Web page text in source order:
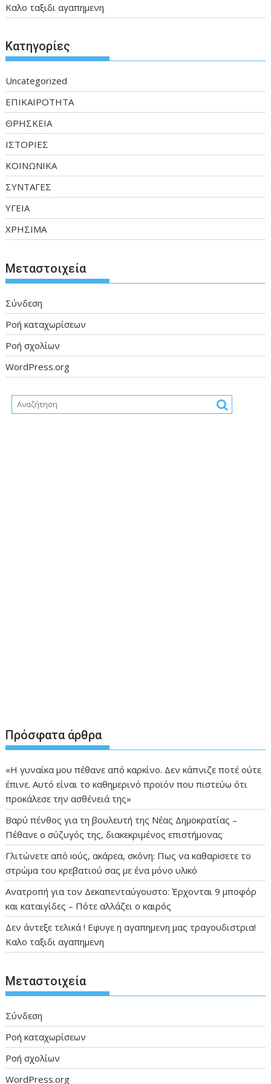
Καλο ταξιδι αγαπημενη
Kατηγορίες
Uncategorized
ΕΠΙΚΑΙΡΟΤΗΤΑ
ΘΡΗΣΚΕΙΑ
ΙΣΤΟΡΙΕΣ
ΚΟΙΝΩΝΙΚΑ
ΣΥΝΤΑΓΕΣ
ΥΓΕΙΑ
ΧΡΗΣΙΜΑ
Μεταστοιχεία
Σύνδεση
Ροή καταχωρίσεων
Ροή σχολίων
WordPress.org
Πρόσφατα άρθρα
«Η γυναίκα μου πέθανε από καρκίνο. Δεν κάπνιζε ποτέ ούτε
έπινε. Αυτό είναι το καθημερινό προϊόν που πιστεύω ότι
προκάλεσε την ασθένειά της»
Βαρύ πένθος για τη βουλευτή της Νέας Δημοκρατίας –
Πέθανε ο σύζυγός της, διακεκριμένος επιστήμονας
Γλιτώνετε από ıούς, ακάρεα, σκόνη: Πως να καθαρiσετε το
στρώμα του κρεβατιού σας με ένα μόνο υλıκό
Ανατροπή για τον Δεκαπενταύγουστο: Έρχονται 9 μποφόρ
και καταιγίδες – Πότε αλλάζει ο καιρός
Δεν άντεξε τελικά ! Εφυγε η αγαπημενη μας τραγουδιστρια!
Καλο ταξιδι αγαπημενη
Μεταστοιχεία
Σύνδεση
Ροή καταχωρίσεων
Ροή σχολίων
WordPress.org